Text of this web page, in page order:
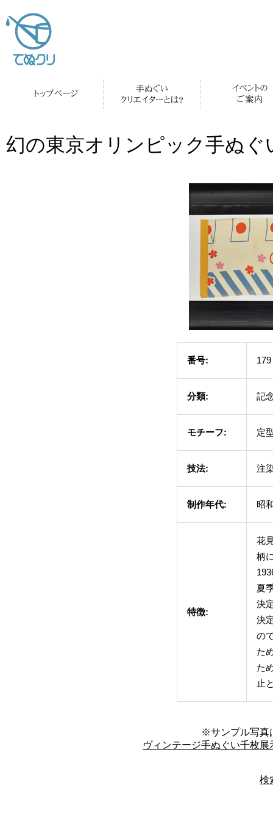
幻の東京オリンピック手ぬぐ
番号: 179
分類: 記
モチーフ: 定
技法: 注
制作年代: 昭
特徴:
花
柄
夏
決
決
の
た
た
止
※サンプル写真
ヴィンテージ手ぬぐい千枚展
検